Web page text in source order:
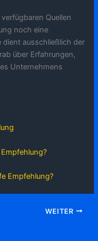
Quellen
noch eine
dient ausschließlich der
über Erfahrungen,
Unternehmens
Empfehlung?
WEITER